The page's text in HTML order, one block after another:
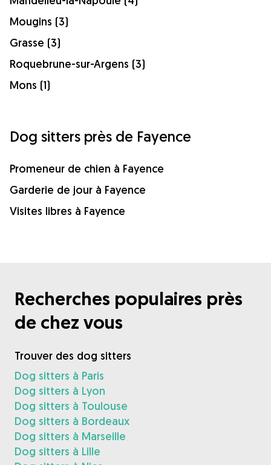
Mougins (3)
Grasse (3)
Roquebrune-sur-Argens (3)
Mons (1)
Dog sitters près de Fayence
Promeneur de chien à Fayence
Garderie de jour à Fayence
Visites libres à Fayence
Recherches populaires près
de chez vous
Trouver des dog sitters
Dog sitters à Paris
Dog sitters à Lyon
Dog sitters à Toulouse
Dog sitters à Bordeaux
Dog sitters à Marseille
Dog sitters à Lille